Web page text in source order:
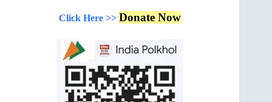
Click Here >> Donate Now